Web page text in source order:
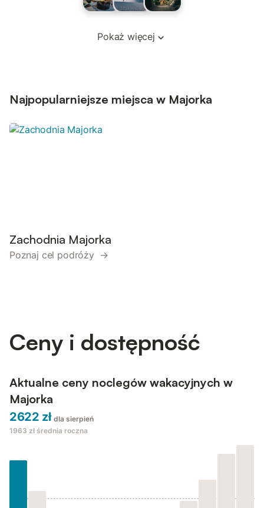
Pokaż więcej
Najpopularniejsze miejsca w Majorka
Zachodnia Majorka
Poznaj cel podróży →
Ceny i dostępność
Aktualne ceny noclegów wakacyjnych w
Majorka
2622 zł dla sierpień
1963 zł średnia roczna